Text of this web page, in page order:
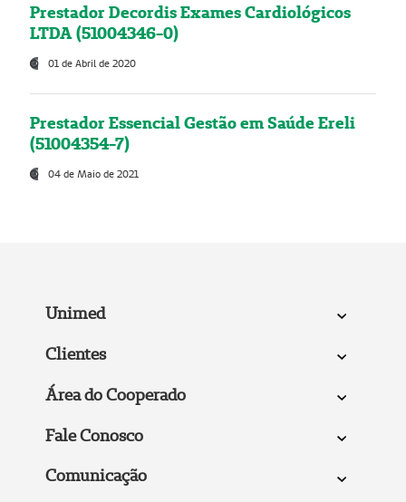
Prestador Decordis Exames Cardiológicos
LTDA (51004346-0)
01 de Abril de 2020
Prestador Essencial Gestão em Saúde Ereli
(51004354-7)
04 de Maio de 2021
Unimed
Clientes
Área do Cooperado
Fale Conosco
Comunicação